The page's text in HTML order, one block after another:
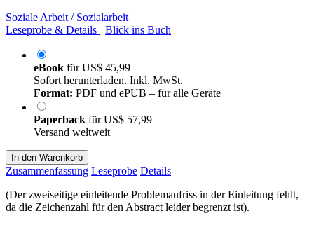
Soziale Arbeit / Sozialarbeit
Leseprobe & Details
Blick ins Buch
eBook fürUS$ 45,99
Sofort herunterladen. Inkl. MwSt.
Format: PDF und ePUB – für alle Geräte
Paperback fürUS$ 57,99
Versand weltweit
In den Warenkorb
Zusammenfassung Leseprobe Details
(Der zweiseitige einleitende Problemaufriss in der Einleitung fehlt,
da die Zeichenzahl für den Abstract leider begrenzt ist).